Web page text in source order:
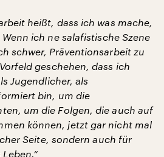
heißt, dass ich was mache,
ich ne salafistische Szene
schwer, Präventionsarbeit zu
geschehen, dass ich
Jugendlicher, als
bin, um die
um die Folgen, die auch auf
können, jetzt gar nicht mal
Seite, sondern auch für